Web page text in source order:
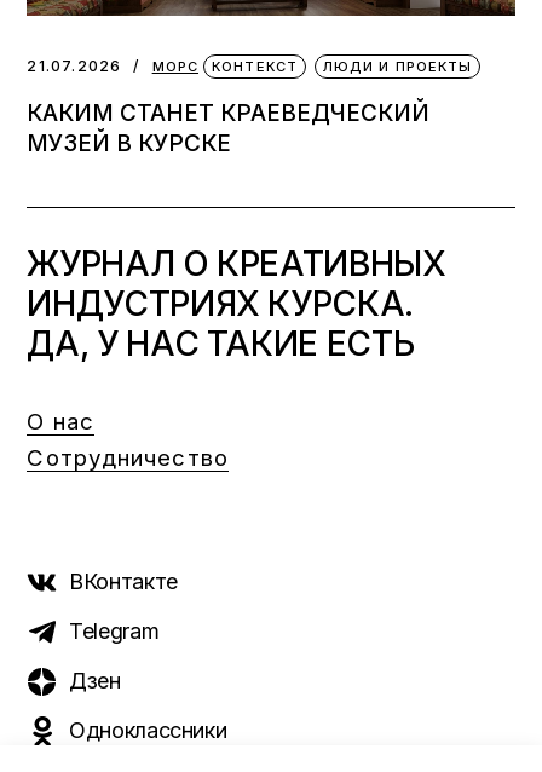
21.07.2026 МОРС КОНТЕКСТ ЛЮДИ И ПРОЕКТЫ
КАКИМ СТАНЕТ КРАЕВЕДЧЕСКИЙ
МУЗЕЙ В КУРСКЕ
ЖУРНАЛ О КРЕАТИВНЫХ
ИНДУСТРИЯХ КУРСКА.
ДА, У НАС ТАКИЕ ЕСТЬ
О нас
Сотрудничество
ВКонтакте
Telegram
Дзен
Одноклассники